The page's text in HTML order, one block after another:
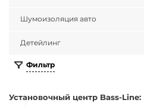
Шумоизоляция авто
Детейлинг
Фильтр
Установочный центр Bass-Line: